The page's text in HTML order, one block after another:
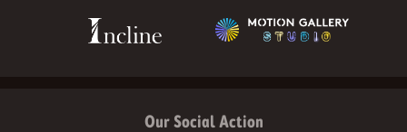
Our Social Action